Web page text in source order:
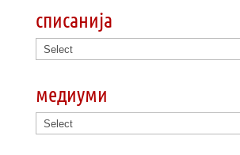
списанија
медиуми